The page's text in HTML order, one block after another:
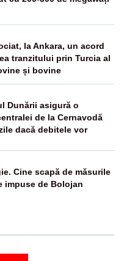
la Ankara, un acord
tranzitului prin Turcia al
și bovine
Dunării asigură o
de la Cernavodă
dacă debitele vor
Cine scapă de măsurile
impuse de Bolojan